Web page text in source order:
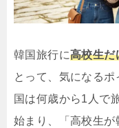
韓国旅行に高校生だ
とって、気になる
国は何歳から1人で
始まり、「高校生